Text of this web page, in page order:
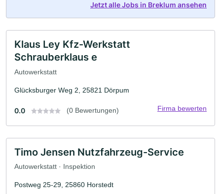
Jetzt alle Jobs in Breklum ansehen
Klaus Ley Kfz-Werkstatt
Schrauberklaus e
Autowerkstatt
Glücksburger Weg 2, 25821 Dörpum
0.0 (0 Bewertungen) Firma bewerten
Timo Jensen Nutzfahrzeug-Service
Autowerkstatt · Inspektion
Postweg 25-29, 25860 Horstedt